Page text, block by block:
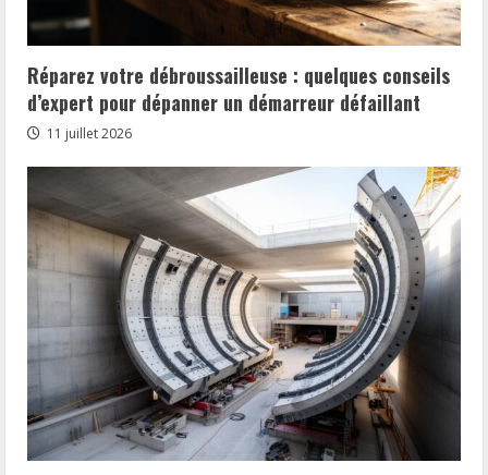
Réparez votre débroussailleuse : quelques conseils
d’expert pour dépanner un démarreur défaillant
11 juillet 2026